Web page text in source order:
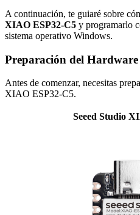
A continuación, te guiaré sobre
XIAO ESP32-C5 y programarlo
sistema operativo Windows.
Preparación del Hardware
Antes de comenzar, necesitas
XIAO ESP32-C5.
Seeed Studio